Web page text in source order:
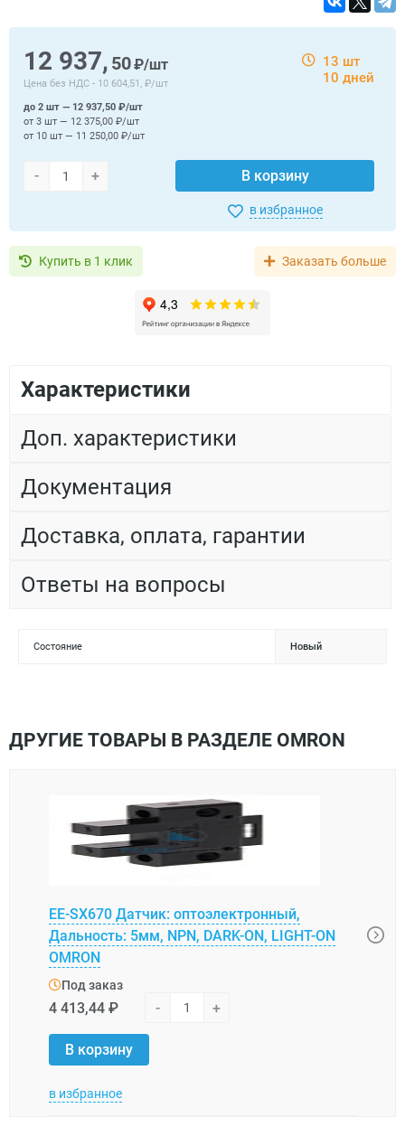
12 937, 50₽/шт
Цена без НДС - 10 604,51, ₽/шт
13 шт
10 дней
- + В корзину
до 2 шт — 12 937,50 ₽/шт
от 3 шт — 12 375,00 ₽/шт
от 10 шт — 11 250,00 ₽/шт
в избранное
Купить в 1 клик Заказать больше
Характеристики
Доп. характеристики
Документация
Доставка, оплата, гарантии
Ответы на вопросы
Состояние Новый
ДРУГИЕ ТОВАРЫ В РАЗДЕЛЕ OMRON
EE-SX670 Датчик: оптоэлектронный,
Дальность: 5мм, NPN, DARK-ON, LIGHT-ON
OMRON
Под заказ
4 413,44 ₽ - +
В корзину
в избранное